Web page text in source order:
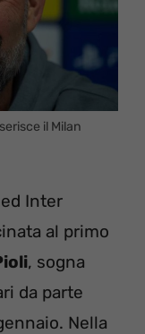
il Milan
Inter
al primo
, sogna
da parte
Nella